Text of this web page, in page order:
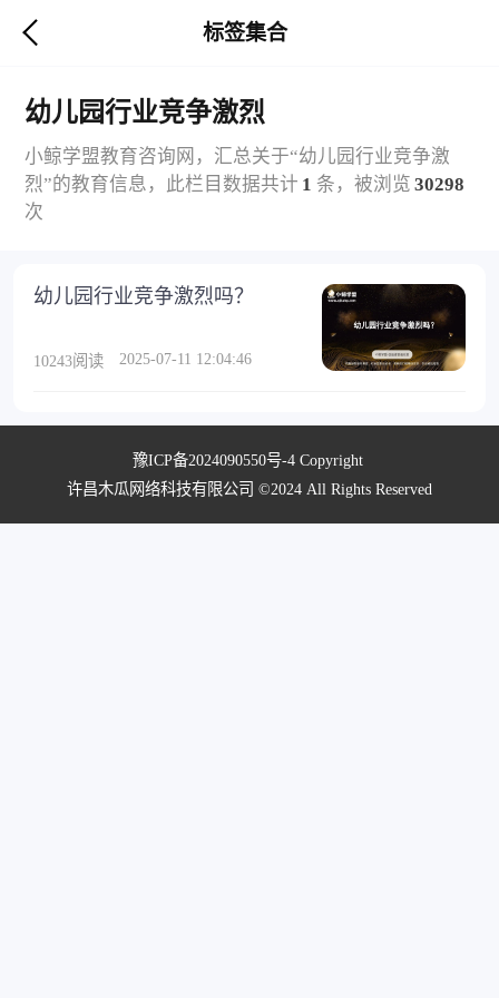
标签集合
幼儿园行业竞争激烈
小鲸学盟教育咨询网，汇总关于“幼儿园行业竞争激
烈”的教育信息，此栏目数据共计 1 条，被浏览 30298
次
幼儿园行业竞争激烈吗？
10243阅读 2025-07-11 12:04:46
豫ICP备2024090550号-4Copyright
许昌木瓜网络科技有限公司 ©2024 All Rights Reserved